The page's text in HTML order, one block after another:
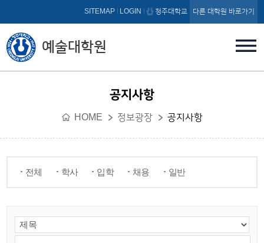
본문 바로가기
예술대학원
SITEMAP LOGIN 청주대학교 다른 대학원 바로가기
공지사항
HOME 정보광장 공지사항
전체 학사 입학 채용 일반